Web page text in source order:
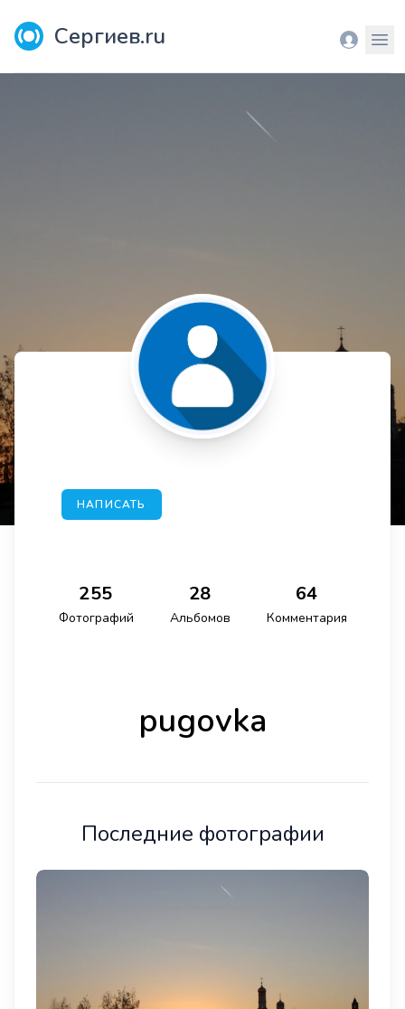
Сергиев.ru Вход
НАПИСАТЬ
255
Фотографий
28
Альбомов
64
Комментария
pugovka
Последние фотографии